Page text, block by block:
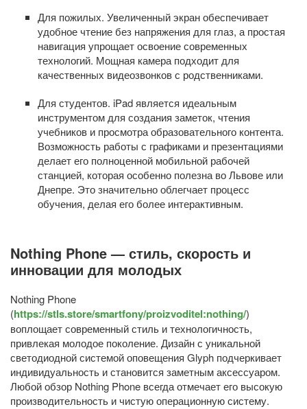
Для пожилых. Увеличенный экран обеспечивает
удобное чтение без напряжения для глаз, а простая
навигация упрощает освоение современных
технологий. Мощная камера подходит для
качественных видеозвонков с родственниками.
Для студентов. iPad является идеальным
инструментом для создания заметок, чтения
учебников и просмотра образовательного контента.
Возможность работы с графиками и презентациями
делает его полноценной мобильной рабочей
станцией, которая особенно полезна во Львове или
Днепре. Это значительно облегчает процесс
обучения, делая его более интерактивным.
Nothing Phone — стиль, скорость и
инновации для молодых
Nothing Phone
(https://stls.store/smartfony/proizvoditel:nothing/)
воплощает современный стиль и технологичность,
привлекая молодое поколение. Дизайн с уникальной
светодиодной системой оповещения Glyph подчеркивает
индивидуальность и становится заметным аксессуаром.
Любой обзор Nothing Phone всегда отмечает его высокую
производительность и чистую операционную систему.